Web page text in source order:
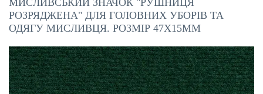
МИСЛИВСЬКИЙ ЗНАЧОК "РУШНИЦЯ
РОЗРЯДЖЕНА" ДЛЯ ГОЛОВНИХ УБОРІВ ТА
ОДЯГУ МИСЛИВЦЯ. РОЗМІР 47Х15ММ